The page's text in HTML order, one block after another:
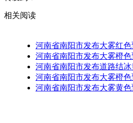
相关阅读
河南省南阳市发布大雾红
河南省南阳市发布大雾橙
河南省南阳市发布道路结
河南省南阳市发布大雾橙
河南省南阳市发布大雾黄